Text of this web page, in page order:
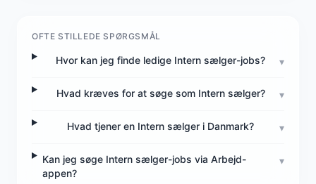
OFTE STILLEDE SPØRGSMÅL
Hvor kan jeg finde ledige Intern sælger-jobs? ▾
Hvad kræves for at søge som Intern sælger? ▾
Hvad tjener en Intern sælger i Danmark? ▾
Kan jeg søge Intern sælger-jobs via Arbejd-
appen?
▾